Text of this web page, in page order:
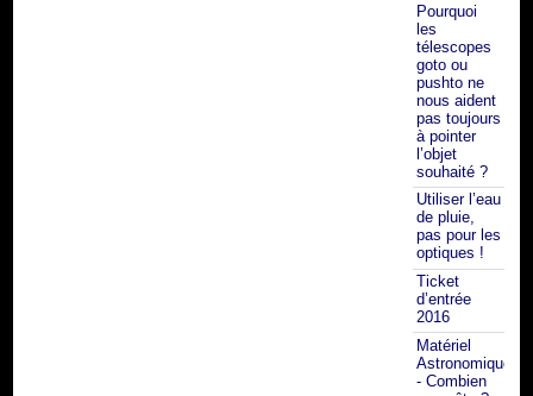
Pourquoi
les
télescopes
goto ou
pushto ne
nous aident
pas toujours
à pointer
l’objet
souhaité ?
Utiliser l’eau
de pluie,
pas pour les
optiques !
Ticket
d’entrée
2016
Matériel
Astronomique
- Combien